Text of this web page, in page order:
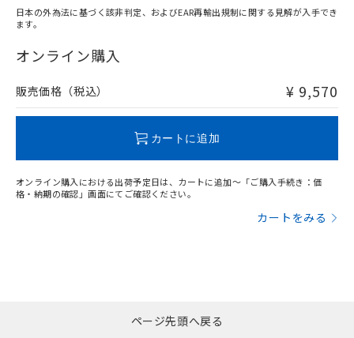
在庫等で未対応品が混在する可能性があります。
問い合わせください。
日本の外為法に基づく該非判定、およびEAR再輸出規制に関する見解が入手でき
ます。
オンライン購入
販売価格（税込） ¥ 9,570
カートに追加
オンライン購入における出荷予定日は、カートに追加～「ご購入手続き：価
格・納期の確認」画面にてご確認ください。
カートをみる
ページ先頭へ戻る